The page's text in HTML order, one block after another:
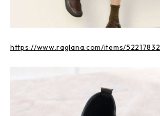
https://www.raglana.com/items/52217832